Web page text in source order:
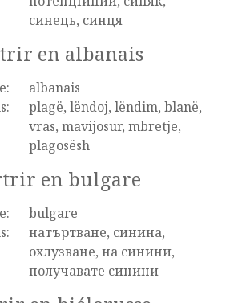
синець, синця
en albanais
albanais
plagë, lëndoj, lëndim, blanë,
vras, mavijosur, mbretje,
plagosësh
en bulgare
bulgare
натъртване, синина,
охлузване, на синини,
получавате синини